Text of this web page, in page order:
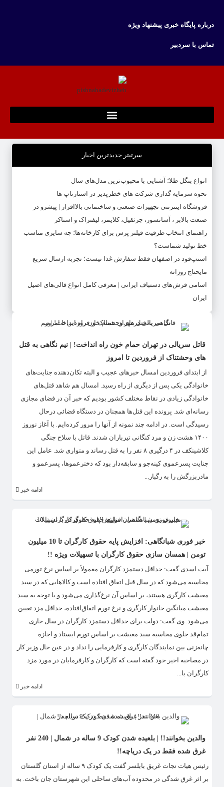
درباره پایگاه خبری پیشنهاد ویژه
تماس با سردبیر
سرتیتر جدیدترین اخبار
انواع بنگل طلا؛ آشنایی با محبوب‌ترین مدل‌های سال
نحوه سرمایه‌ گذاری شرکت‌ های خطرپذیر در استارتاپ ها
فروشگاه اینترنتی تجهیزات صنعتی و ساختمانی بالاافزار | پیشرو در
صنعت بالابر ، آسانسور، جرثقیل، کلایمر، لیفتراک و استاکر
راهنمای انتخاب ظرفیت فیلتر پرس برای کارخانه‌ها؛ چه سایزی مناسب
خط تولید شماست؟
اسنپ‌فود در اصفهان فقط سفارش غذا نیست؛ تجربه ارسال سریع
مایحتاج روزانه
اسامی فرش‌های دستباف ایرانی | معرفی کامل انواع قالی‌های اصیل
ایران
قاتل سریالی در تهران حمام خون راه انداخت! | نیم نگاهی به قتل
های وحشتناک از فروردین تا امروز
از ابتدای فروردین امسال خبرهای عجیب و البته تکان‌دهنده جنایت‌های
خانوادگی یکی پس از دیگری از راه رسید. امسال هم شاهد قتل‌های
خانوادگی‌ زیادی در نقاط مختلف کشور بودیم که خبر آن در فضای مجازی
رسانه‌ای شد. پرونده این قتل‌ها همچنان در دستگاه قضائی درحال
رسیدگی است. در ادامه چند نمونه از آنها را مرور کرده‌ایم. با آغاز نوروز
۱۴۰۰ هشت زن و مرد کنگانی تیرباران شدند. قاتل با سلاح جنگی
کلاشینکف در ۴ درگیری ۸ نفر را به قتل رساند و متواری شد. عامل این
جنایت‌ پسرعموی کینه‌جو و سابقه‌دار بود که دخترعموها، پسرعمو و
مادربزرگش را به رگبار...
ادامه خبر
خبر فوری شبانگاهی: افزایش پایه حقوق کارگران تا 10 میلیون
تومن | همسان سازی حقوق کارگران با تسهیلات ویژه !!
آیت اسدی گفت: حداقل دستمزد کارگران معمولاً بر اساس نرخ تورمی
محاسبه می‌شود که در سال قبل اتفاق افتاده است و کالاهایی که در سبد
معیشت کارگری هستند، بر اساس آن نرخ‌گذاری می‌شود و با توجه به سبد
معیشت میانگین خانوار کارگری و نرخ تورم اتفاق‌افتاده، حداقل مزد تعیین
می‌شود. وی گفت: دولت برای حداقل دستمزد کارگران در سال جاری
تمام‌قد جلوی محاسبه سبد معیشت بر اساس تورم ایستاد و اجازه
چانه‌زنی بین نمایندگان کارگری و کارفرمایی را نداد و در عین حال وزیر کار
در مصاحبه اخیر خود گفته است که کارگران و کارفرمایان در مورد مزد
کارگران با...
ادامه خبر
والدین بخوانند!! | بلعیده شدن کودک 9 ساله در شمال | 240 نفر
غرق شده فقط در یک دریاچه!!
رئیس هیات نجات غریق بابلسر گفت یک کودک ۹ ساله از استان گلستان
بر اثر غرق شدگی در محدوده آب‌های ساحلی این شهرستان جان باخت. به